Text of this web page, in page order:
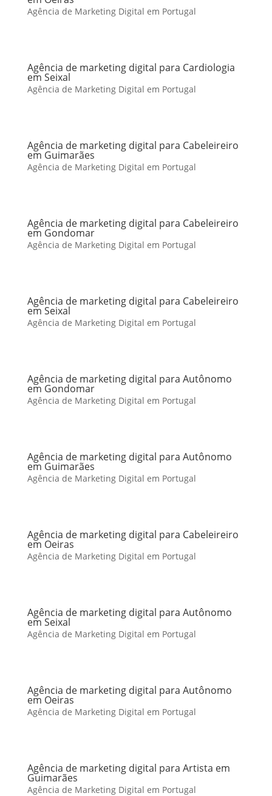
Agência de Marketing Digital em Portugal
Agência de marketing digital para Cardiologia
em Seixal
Agência de Marketing Digital em Portugal
Agência de marketing digital para Cabeleireiro
em Guimarães
Agência de Marketing Digital em Portugal
Agência de marketing digital para Cabeleireiro
em Gondomar
Agência de Marketing Digital em Portugal
Agência de marketing digital para Cabeleireiro
em Seixal
Agência de Marketing Digital em Portugal
Agência de marketing digital para Autônomo
em Gondomar
Agência de Marketing Digital em Portugal
Agência de marketing digital para Autônomo
em Guimarães
Agência de Marketing Digital em Portugal
Agência de marketing digital para Cabeleireiro
em Oeiras
Agência de Marketing Digital em Portugal
Agência de marketing digital para Autônomo
em Seixal
Agência de Marketing Digital em Portugal
Agência de marketing digital para Autônomo
em Oeiras
Agência de Marketing Digital em Portugal
Agência de marketing digital para Artista em
Guimarães
Agência de Marketing Digital em Portugal